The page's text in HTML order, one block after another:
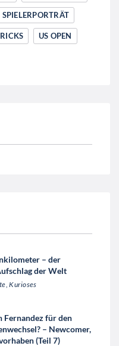
SPIELERPORTRÄT
US OPEN
– der
der Welt
,Kurioses
Fernandez für den
– Newcomer,
(Teil 7)